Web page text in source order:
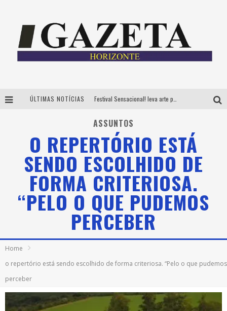
ÚLTIMAS NOTÍCIAS
Grandes shows, cenografia instagramável e resgate das tradições marcam o sucesso da 24ª edição do Forró do Givanildo
PAIS: BOAS HISTÓRIAS E UM BRINDE PARA CELEBRAR OS MOMENTOS QUE FICAM
ASSUNTOS
O REPERTÓRIO ESTÁ
SENDO ESCOLHIDO DE
FORMA CRITERIOSA.
“PELO O QUE PUDEMOS
PERCEBER
Home
o repertório está sendo escolhido de forma criteriosa. “Pelo o que pudemos
perceber